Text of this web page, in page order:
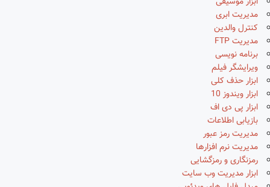
مدیریت ابری
کنترل والدین
مدیریت FTP
برنامه نویسی
ویرایشگر فیلم
ابزار حذف کلی
ابزار ویندوز 10
ابزار پی دی اف
بازیابی اطلاعات
مدیریت رمز عبور
مدیریت نرم افزارها
رمزنگاری و رمزگشایی
ابزار مدیریت وب سایت